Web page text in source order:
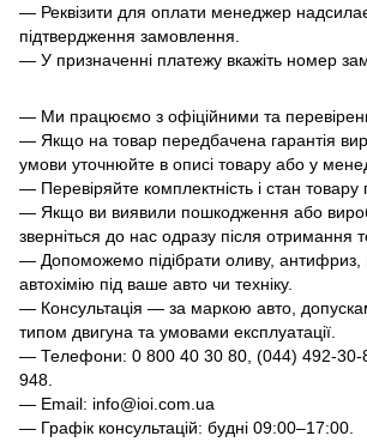
— Реквізити для оплати менеджер
підтвердження замовлення.
— У призначенні платежу вкажіть номер
— Ми працюємо з офіційними та
— Якщо на товар передбачена гарантія
умови уточнюйте в описі товару або у
— Перевіряйте комплектність і стан товару
— Якщо ви виявили пошкодження або
зверніться до нас одразу після отримання
— Допоможемо підібрати оливу, антифриз,
автохімію під ваше авто чи техніку.
— Консультація — за маркою авто,
типом двигуна та умовами експлуатації.
— Телефони: 0 800 40 30 80, (044) 492-30-
948.
— Email: info@ioi.com.ua
— Графік консультацій: будні 09:00–17:00.